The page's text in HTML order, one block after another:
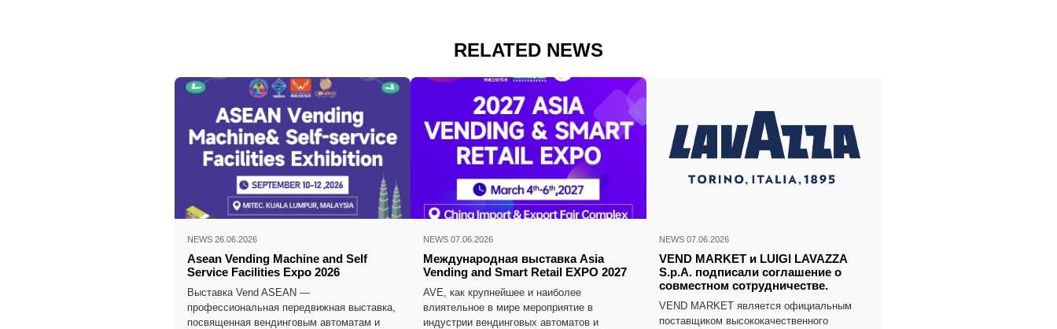
RELATED NEWS
NEWS 26.06.2026
Asean Vending Machine and Self
Service Facilities Expo 2026
Выставка Vend ASEAN —
профессиональная передвижная выставка,
посвященная вендинговым автоматам и
NEWS 07.06.2026
Международная выставка Asia
Vending and Smart Retail EXPO 2027
AVE, как крупнейшее и наиболее
влиятельное в мире мероприятие в
индустрии вендинговых автоматов и
NEWS 07.06.2026
VEND MARKET и LUIGI LAVAZZA
S.p.A. подписали соглашение о
совместном сотрудничестве.
VEND MARKET является официальным
поставщиком высококачественного